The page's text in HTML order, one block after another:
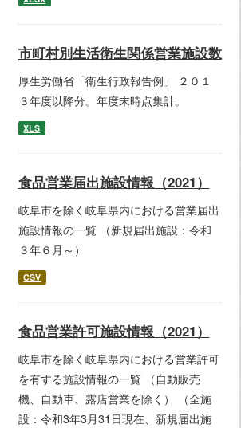
市町村別生活衛生関係営業施設数
厚生労働省「衛生行政報告例」 ２０１
３年度以降分。年度末時点集計。
XLS
食品営業届出施設情報（2021）
岐阜市を除く岐阜県内における営業届出
施設情報の一覧 （新規届出施設：令和
３年６月～）
CSV
食品営業許可施設情報（2021）
岐阜市を除く岐阜県内における営業許可
を有する施設情報の一覧 （自動販売
機、自動車、露店営業を除く） （全施
設：令和3年3月31日現在、新規届出施